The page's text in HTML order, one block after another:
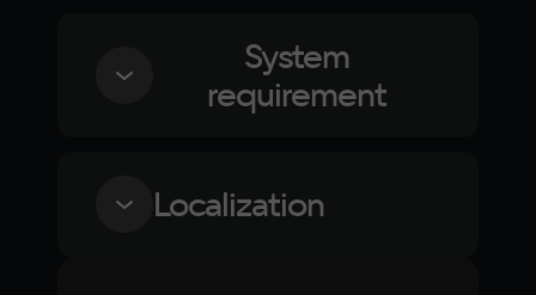
System
requirement
MinimumLocalization